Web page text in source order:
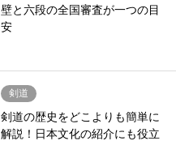
壁と六段の全国審査が一つの目
安
剣道
剣道の歴史をどこよりも簡単に
解説！日本文化の紹介にも役立